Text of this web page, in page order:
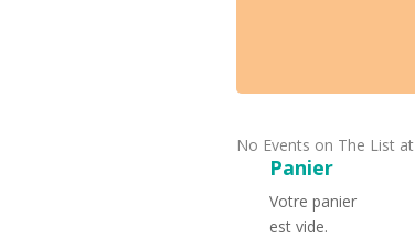
No Events on The List
Panier
Votre panier
est vide.